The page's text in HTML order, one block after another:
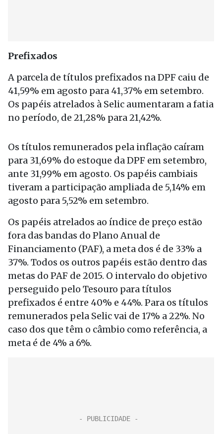
Prefixados
A parcela de títulos prefixados na DPF caiu de
41,59% em agosto para 41,37% em setembro.
Os papéis atrelados à Selic aumentaram a fatia
no período, de 21,28% para 21,42%.
Os títulos remunerados pela inflação caíram
para 31,69% do estoque da DPF em setembro,
ante 31,99% em agosto. Os papéis cambiais
tiveram a participação ampliada de 5,14% em
agosto para 5,52% em setembro.
Os papéis atrelados ao índice de preço estão
fora das bandas do Plano Anual de
Financiamento (PAF), a meta dos é de 33% a
37%. Todos os outros papéis estão dentro das
metas do PAF de 2015. O intervalo do objetivo
perseguido pelo Tesouro para títulos
prefixados é entre 40% e 44%. Para os títulos
remunerados pela Selic vai de 17% a 22%. No
caso dos que têm o câmbio como referência, a
meta é de 4% a 6%.